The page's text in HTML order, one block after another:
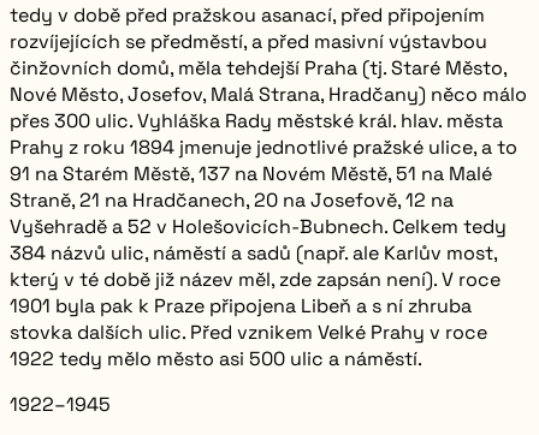
tedy v době před pražskou asanací, před připojením
rozvíjejících se předměstí, a před masivní výstavbou
činžovních domů, měla tehdejší Praha (tj. Staré Město,
Nové Město, Josefov, Malá Strana, Hradčany) něco málo
přes300 ulic. Vyhláška Rady městské král. hlav. města
Prahy z roku 1894 jmenuje jednotlivé pražské ulice, a to
91 na Starém Městě, 137 na Novém Městě, 51 na Malé
Straně, 21 na Hradčanech, 20 na Josefově, 12 na
Vyšehradě a 52 v Holešovicích-Bubnech. Celkem tedy
384 názvů ulic, náměstí a sadů (např. ale Karlův most,
který v té době již název měl, zde zapsán není). V roce
1901 byla pak k Praze připojena Libeň a s ní zhruba
stovka dalších ulic. Před vznikem Velké Prahy v roce
1922 tedy mělo město asi 500 ulic a náměstí.
1922–1945